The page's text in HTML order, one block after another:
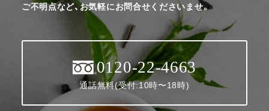
ご不明点など、お気軽にお問合せくださいませ。
0120-22-4663
通話無料(受付:10時〜18時)